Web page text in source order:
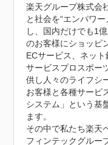
楽天グループ株式会
と社会を“エンパワ
し、国内だけでも1
のお客様にショッピ
ECサービス、ネッ
サービスプロスポー
供し人々のライフシ
お客様と各種サービ
システム」という基
ます。
その中で私たち楽天
フィンテックグルー